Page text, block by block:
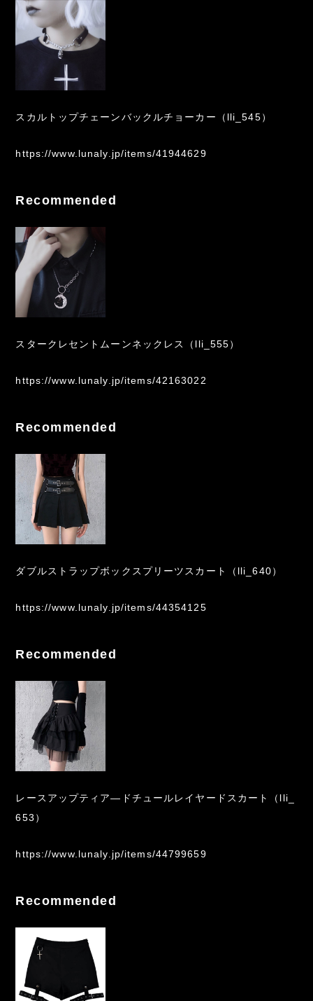
スカルトップチェーンバックルチョーカー（lli_545）
https://www.lunaly.jp/items/41944629
Recommended
スタークレセントムーンネックレス（lli_555）
https://www.lunaly.jp/items/42163022
Recommended
ダブルストラップボックスプリーツスカート（lli_640）
https://www.lunaly.jp/items/44354125
Recommended
レースアップティア―ドチュールレイヤードスカート（lli_
653）
https://www.lunaly.jp/items/44799659
Recommended